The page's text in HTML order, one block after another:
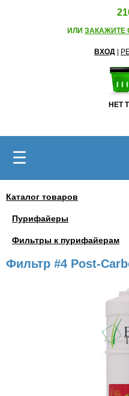
ИЛИ ЗАКАЖИТЕ
ВХОД
НЕТ
☰
Каталог товаров
Пурифайеры
Фильтры к пурифайерам
Фильтр #4 Post-